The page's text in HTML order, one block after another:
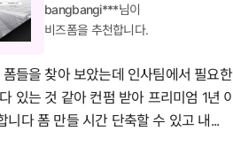
bangbangi***님이
비즈폼을 추천합니다.
들을 찾아 보았는데 인사팀에서 필요한
있는 것 같아 컨펌 받아 프리미엄 1년 이
니다 폼 만들 시간 단축할 수 있고 내...